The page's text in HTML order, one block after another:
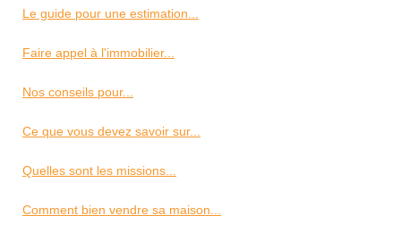
Le guide pour une estimation...
Faire appel à l'immobilier...
Nos conseils pour...
Ce que vous devez savoir sur...
Quelles sont les missions...
Comment bien vendre sa maison...